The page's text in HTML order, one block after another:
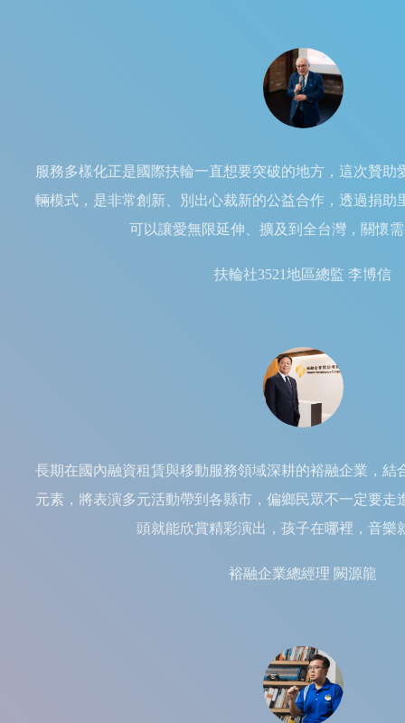
服務多樣化正是國際扶輪一直想要突破的地方，這次贊助
輛模式，是非常創新、別出心裁新的公益合作，透過捐助
可以讓愛無限延伸、擴及到全台灣，關懷
扶輪社3521地區總監 李博信
長期在國內融資租賃與移動服務領域深耕的裕融企業，結
元素，將表演多元活動帶到各縣市，偏鄉民眾不一定要走
頭就能欣賞精彩演出，孩子在哪裡，音樂
裕融企業總經理 闕源龍